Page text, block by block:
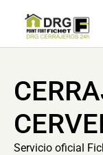
Servicio oficial